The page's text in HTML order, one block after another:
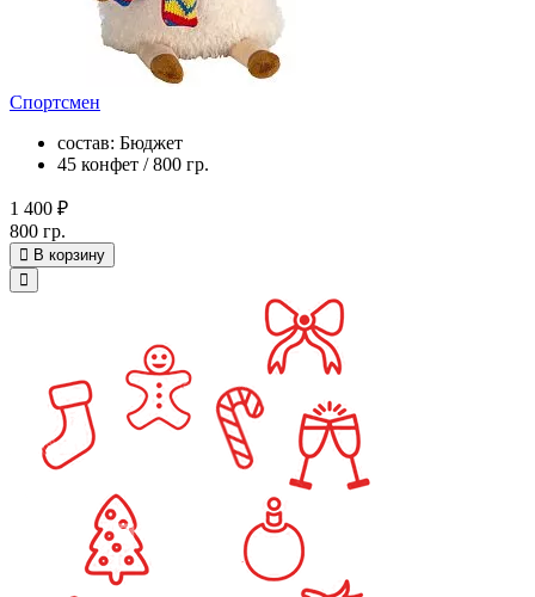
Спортсмен
состав: Бюджет
45 конфет / 800 гр.
1 400 ₽
800 гр.
В корзину